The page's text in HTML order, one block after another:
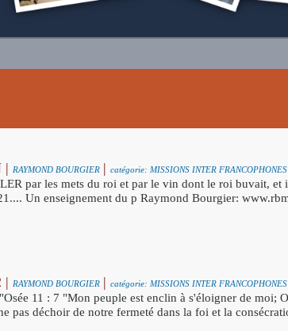
| RAYMOND BOURGIER | catégorie: MISSIONS INTER FRANCOPHONES
par les mets du roi et par le vin dont le roi buvait, et
Un enseignement du p Raymond Bourgier:
| RAYMOND BOURGIER | catégorie: MISSIONS INTER FRANCOPHONES
11 : 7 "Mon peuple est enclin à s'éloigner de moi;
pas déchoir de notre fermeté dans la foi et la